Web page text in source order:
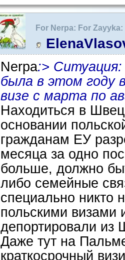
For Nerpa: For
семьи (или самбо)
Nerpa:> Ситуация:
была в этом году
визе с марта по
Находиться в
основании
гражданам ЕУ
месяца за одно
больше, должно
либо семейные
специально никто
польскими
депортировали из
Даже тут на
краткосрочный